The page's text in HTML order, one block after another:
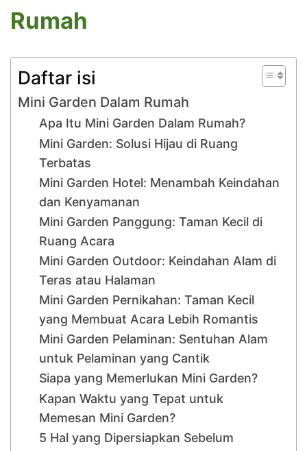
Rumah
Daftar isi
Mini Garden Dalam Rumah
Apa Itu Mini Garden Dalam Rumah?
Mini Garden: Solusi Hijau di Ruang
Terbatas
Mini Garden Hotel: Menambah Keindahan
dan Kenyamanan
Mini Garden Panggung: Taman Kecil di
Ruang Acara
Mini Garden Outdoor: Keindahan Alam di
Teras atau Halaman
Mini Garden Pernikahan: Taman Kecil
yang Membuat Acara Lebih Romantis
Mini Garden Pelaminan: Sentuhan Alam
untuk Pelaminan yang Cantik
Siapa yang Memerlukan Mini Garden?
Kapan Waktu yang Tepat untuk
Memesan Mini Garden?
5 Hal yang Dipersiapkan Sebelum